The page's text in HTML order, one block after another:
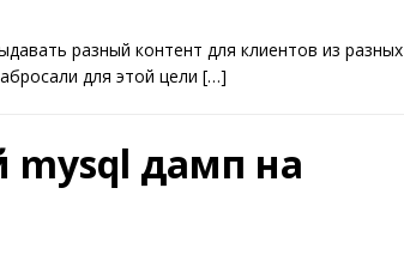
разный контент для клиентов из разных
для этой цели […]
дамп на